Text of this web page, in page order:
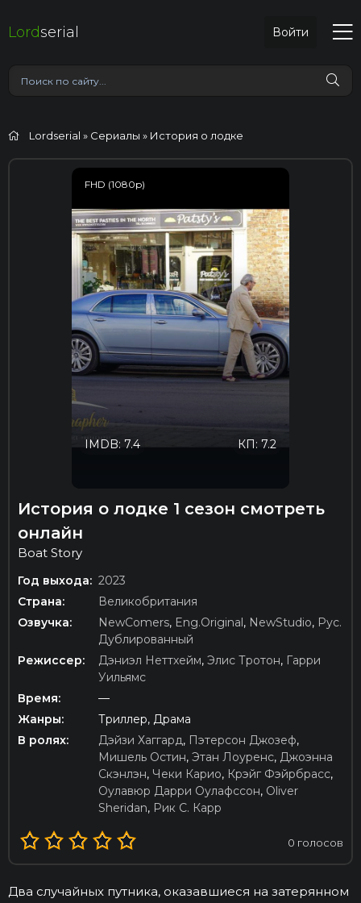
Lordserial Войти
Lordserial » Сериалы » История о лодке
FHD (1080p)
КП: 7.2
IMDB: 7.4
История о лодке 1 сезон смотреть
онлайн
Boat Story
Год выхода: 2023
Страна:
Великобритания
Озвучка:
NewComers, Eng.Original , NewStudio, Рус.
Дублированный
Режиссер:
Дэниэл Неттхейм, Элис Тротон, Гарри
Уильямс
Время:
—
Жанры:
Триллер, Драма
В ролях:
Дэйзи Хаггард, Пэтерсон Джозеф,
Мишель Остин, Этан Лоуренс, Джоэнна
Скэнлэн, Чеки Карио, Крэйг Фэйрбрасс,
Оулавюр Дарри Оулафссон, Oliver
Sheridan, Рик С. Карр
0 голосов
Два случайных путника, оказавшиеся на затерянном